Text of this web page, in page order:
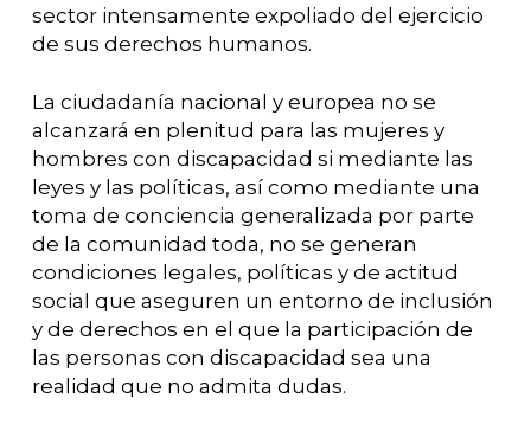
sector intensamente expoliado del ejercicio
de sus derechos humanos.
La ciudadanía nacional y europea no se
alcanzará en plenitud para las mujeres y
hombres con discapacidad si mediante las
leyes y las políticas, así como mediante una
toma de conciencia generalizada por parte
de la comunidad toda, no se generan
condiciones legales, políticas y de actitud
social que aseguren un entorno de inclusión
y de derechos en el que la participación de
las personas con discapacidad sea una
realidad que no admita dudas.